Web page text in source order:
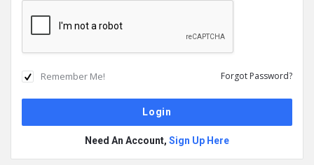
Remember Me! Forgot Password?
Need An Account, Sign Up Here